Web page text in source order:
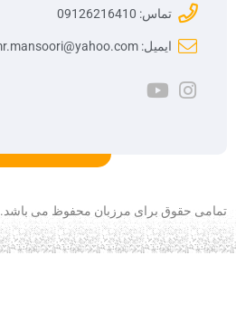
تماس: 09126216410
ایمیل: mr.mansoori@yahoo.com
تمامی حقوق برای مرزبان محفوظ می باشد.